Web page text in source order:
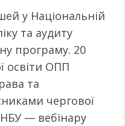
у Національній
та аудиту
програму. 20
освіти ОПП
та
чергової
НБУ — вебінару